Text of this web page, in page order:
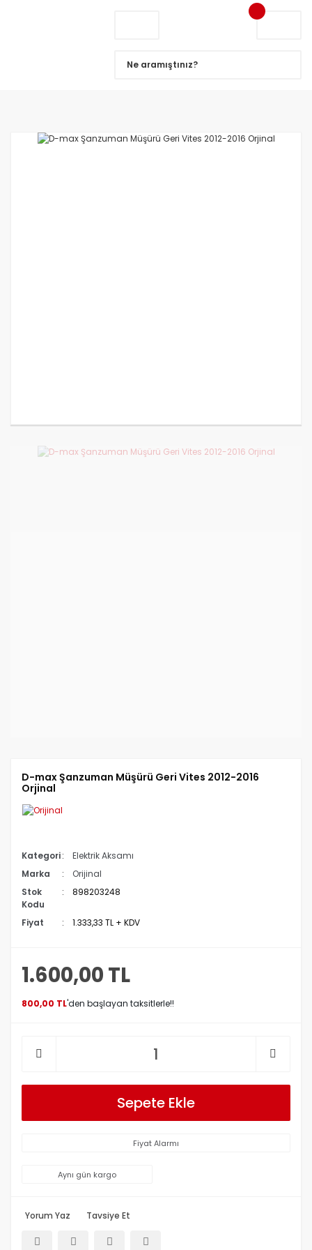
D-max Şanzuman Müşürü Geri Vites 2012-2016
Orjinal
Kategori
Elektrik Aksamı
Marka
Orijinal
Stok
Kodu
898203248
Fiyat 1.333,33 TL + KDV
1.600,00 TL
800,00 TL'den başlayan taksitlerle!!
Sepete Ekle
Fiyat Alarmı
Aynı gün kargo
Yorum Yaz Tavsiye Et